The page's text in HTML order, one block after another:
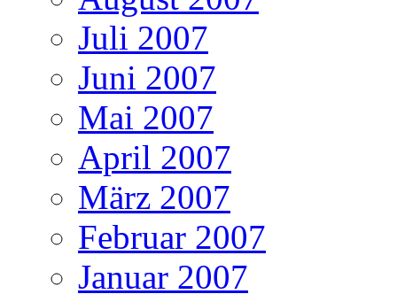
Juli 2007
Juni 2007
Mai 2007
April 2007
März 2007
Februar 2007
Januar 2007